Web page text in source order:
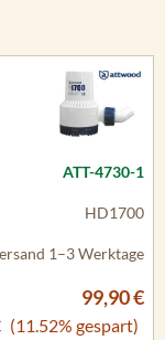
ATT-4730-1
HD1700
1–3 Werktage
99,90 €
(11.52% gespart)